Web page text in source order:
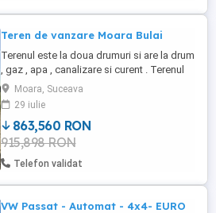
Teren de vanzare Moara Bulai
Terenul este la doua drumuri si are la drum
, gaz , apa , canalizare si curent . Terenul
este de 3500 m2
Moara, Suceava
29 iulie
863,560 RON
915,898 RON
Telefon validat
VW Passat - Automat - 4x4- EURO